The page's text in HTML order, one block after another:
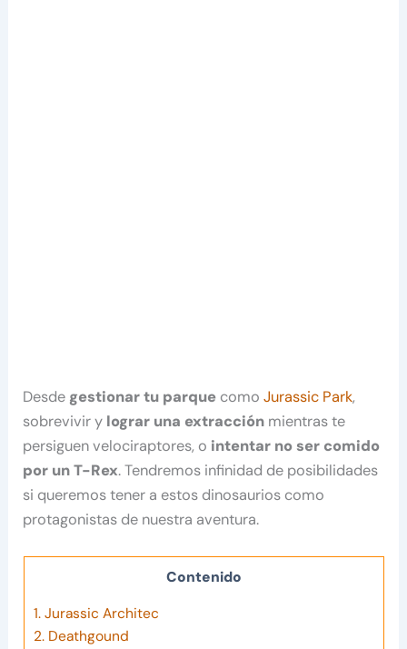
Desde gestionar tu parque como Jurassic Park,
sobrevivir y lograr una extracción mientras te
persiguen velociraptores, o intentar no ser comido
por un T-Rex. Tendremos infinidad de posibilidades
si queremos tener a estos dinosaurios como
protagonistas de nuestra aventura.
Contenido
1.Jurassic Architec
2.Deathgound